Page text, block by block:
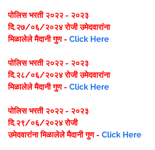
पोलिस भरती २०२२ - २०२३
दि.२७/०६/२०२४ रोजी उमेदवारांना
मिळालेले मैदानी गुण - Click Here
पोलिस भरती २०२२ - २०२३
दि.२८/०६/२०२४ रोजी उमेदवारांना
मिळालेले मैदानी गुण - Click Here
पोलिस भरती २०२२ - २०२३
दि.२९/०६/२०२४ रोजी
उमेदवारांना मिळालेले मैदानी गुण - Click Here